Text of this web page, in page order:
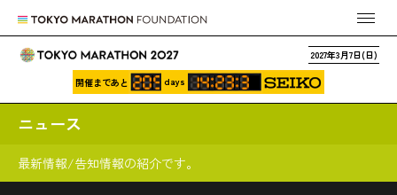
2027年3月7日(日)
開催まであと days
ニュース
最新情報/告知情報の紹介です。